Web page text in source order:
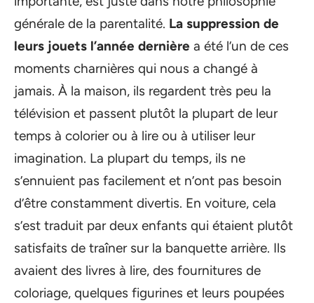
générale de la parentalité. La suppression de
leurs jouets l’année dernière a été l’un de ces
moments charnières qui nous a changé à
jamais. À la maison, ils regardent très peu la
télévision et passent plutôt la plupart de leur
temps à colorier ou à lire ou à utiliser leur
imagination. La plupart du temps, ils ne
s’ennuient pas facilement et n’ont pas besoin
d’être constamment divertis. En voiture, cela
s’est traduit par deux enfants qui étaient plutôt
satisfaits de traîner sur la banquette arrière. Ils
avaient des livres à lire, des fournitures de
coloriage, quelques figurines et leurs poupées